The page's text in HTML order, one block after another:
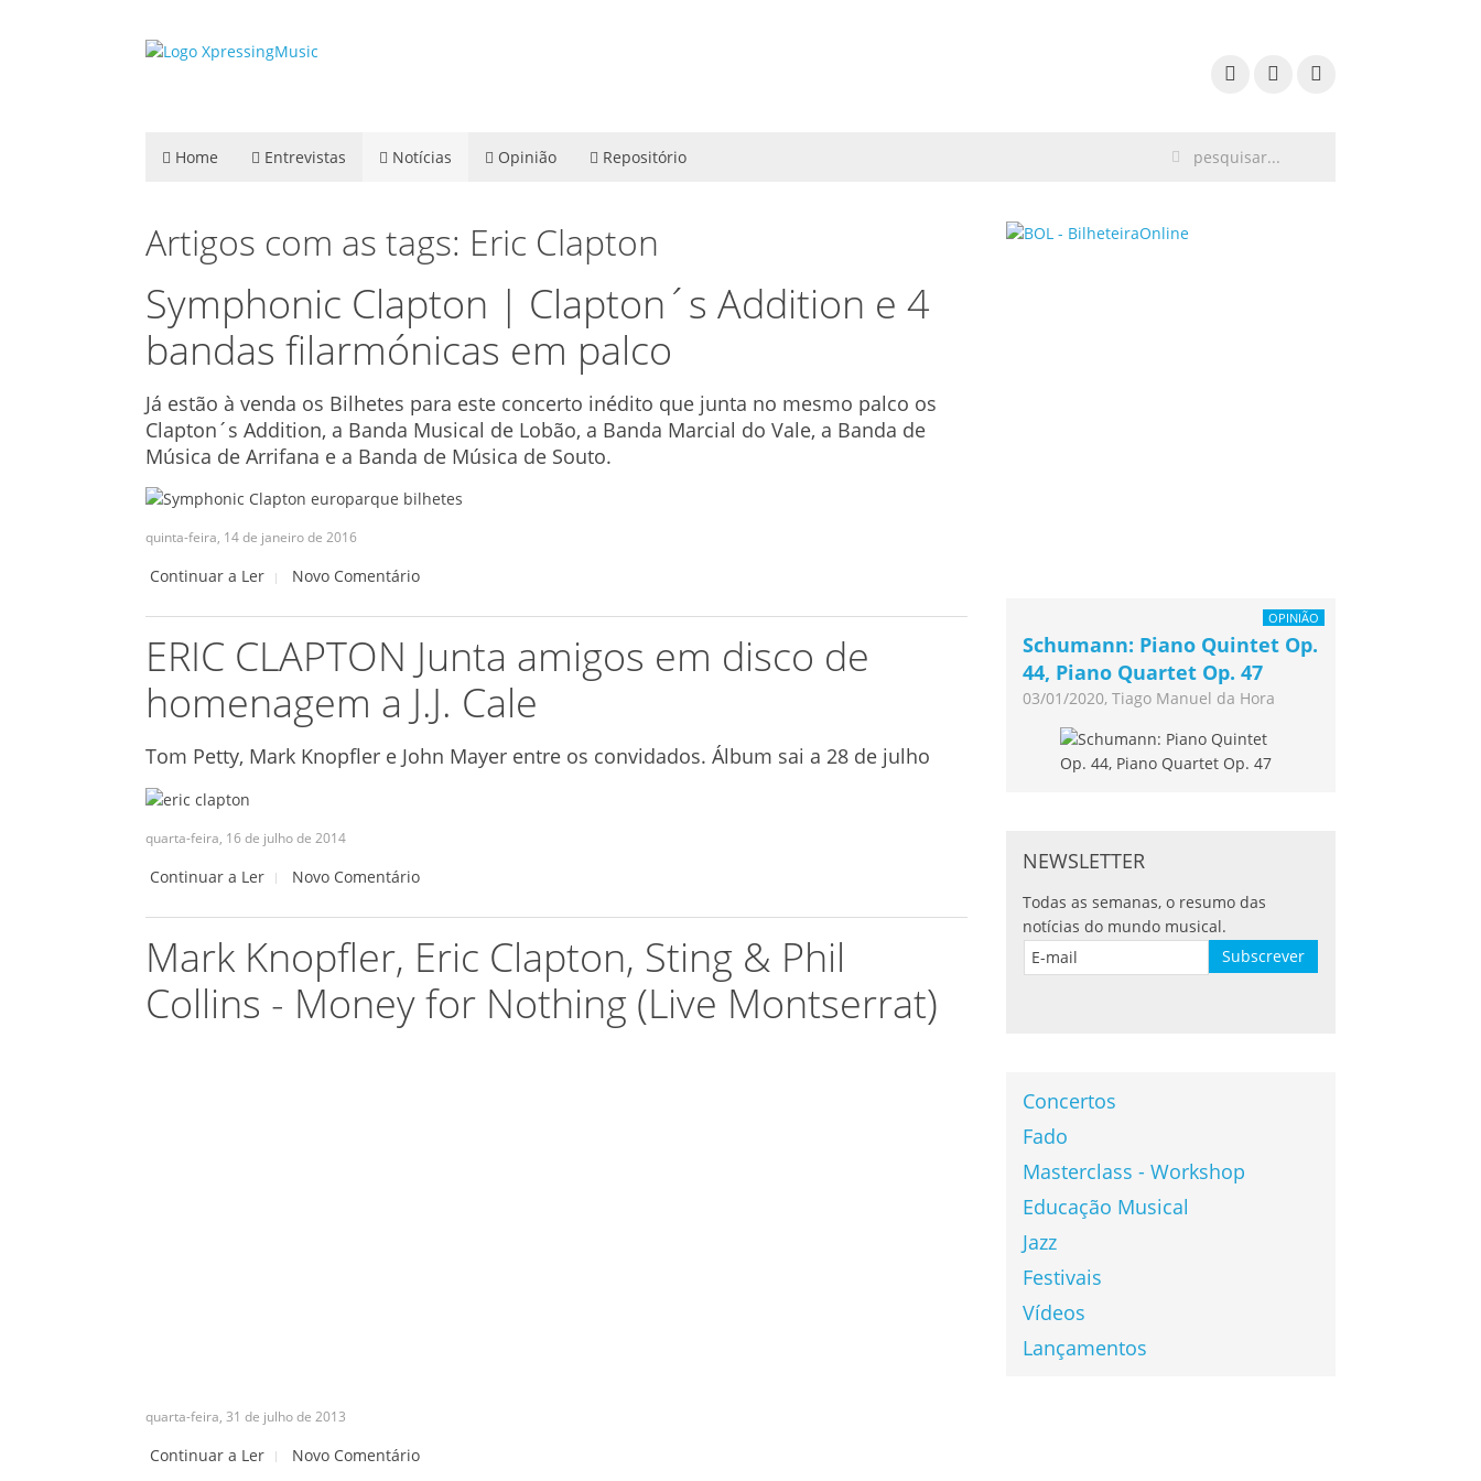
Home Entrevistas Notícias Opinião Repositório
Artigos com as tags: Eric Clapton
Symphonic Clapton | Clapton´s Addition e 4
bandas filarmónicas em palco
Já estão à venda os Bilhetes para este concerto inédito que junta no mesmo palco os
Clapton´s Addition, a Banda Musical de Lobão, a Banda Marcial do Vale, a Banda de
Música de Arrifana e a Banda de Música de Souto.
quinta-feira, 14 de janeiro de 2016
Continuar a Ler Novo Comentário
ERIC CLAPTON Junta amigos em disco de
homenagem a J.J. Cale
Tom Petty, Mark Knopfler e John Mayer entre os convidados. Álbum sai a 28 de julho
quarta-feira, 16 de julho de 2014
Continuar a Ler Novo Comentário
Mark Knopfler, Eric Clapton, Sting & Phil
Collins - Money for Nothing (Live Montserrat)
quarta-feira, 31 de julho de 2013
Continuar a Ler Novo Comentário
OPINIÃO
Schumann: Piano Quintet Op.
44, Piano Quartet Op. 47
03/01/2020, Tiago Manuel da Hora
NEWSLETTER
Todas as semanas, o resumo das
notícias do mundo musical.
Concertos
Fado
Masterclass - Workshop
Educação Musical
Jazz
Festivais
Vídeos
Lançamentos